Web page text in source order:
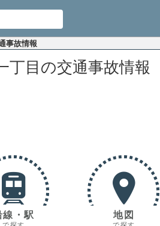
事故情報
丁目の交通事故情報
線・駅 地図